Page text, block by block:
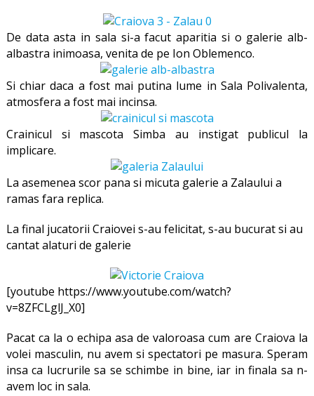
De data asta in sala si-a facut aparitia si o galerie alb-
albastra inimoasa, venita de pe Ion Oblemenco.
Si chiar daca a fost mai putina lume in Sala Polivalenta,
atmosfera a fost mai incinsa.
Crainicul si mascota Simba au instigat publicul la
implicare.
La asemenea scor pana si micuta galerie a Zalaului a
ramas fara replica.
La final jucatorii Craiovei s-au felicitat, s-au bucurat si au
cantat alaturi de galerie
[youtube https://www.youtube.com/watch?
v=8ZFCLglJ_X0]
Pacat ca la o echipa asa de valoroasa cum are Craiova la
volei masculin, nu avem si spectatori pe masura. Speram
insa ca lucrurile sa se schimbe in bine, iar in finala sa n-
avem loc in sala.